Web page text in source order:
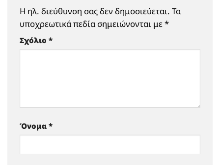
Η ηλ. διεύθυνση σας δεν δημοσιεύεται. Τα
υποχρεωτικά πεδία σημειώνονται με*
Σχόλιο *
Όνομα *